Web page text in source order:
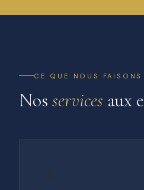
CE QUE NOUS FAISONS
Nos services aux